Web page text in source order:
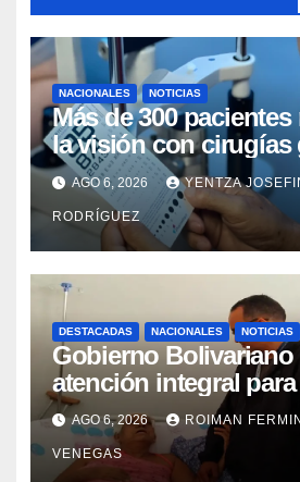
NACIONALES NOTICIAS
Más de 300
la visión con cirugías
cataratas en Zulia
AGO 6, 2026 YENTZA
RODRÍGUEZ
DESTACADAS NACIONALES NOTICIAS
Gobierno Bolivariano
atención integral
con discapacidad en
campamentos de La
AGO 6, 2026 ROIMAN
VENEGAS